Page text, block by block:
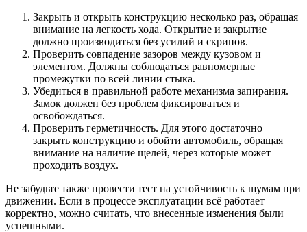
Закрыть и открыть конструкцию несколько раз, обращая
внимание на легкость хода. Открытие и закрытие
должно производиться без усилий и скрипов.
Проверить совпадение зазоров между кузовом и
элементом. Должны соблюдаться равномерные
промежутки по всей линии стыка.
Убедиться в правильной работе механизма запирания.
Замок должен без проблем фиксироваться и
освобождаться.
Проверить герметичность. Для этого достаточно
закрыть конструкцию и обойти автомобиль, обращая
внимание на наличие щелей, через которые может
проходить воздух.
Не забудьте также провести тест на устойчивость к шумам при
движении. Если в процессе эксплуатации всё работает
корректно, можно считать, что внесенные изменения были
успешными.